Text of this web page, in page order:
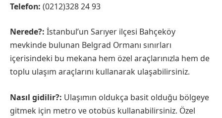
Telefon: (0212)328 24 93
Nerede?: İstanbul’un Sarıyer ilçesi Bahçeköy
mevkinde bulunan Belgrad Ormanı sınırları
içerisindeki bu mekana hem özel araçlarınızla hem de
toplu ulaşım araçlarını kullanarak ulaşabilirsiniz.
Nasıl gidilir?: Ulaşımın oldukça basit olduğu bölgeye
gitmek için metro ve otobüs kullanabilirsiniz. Özel